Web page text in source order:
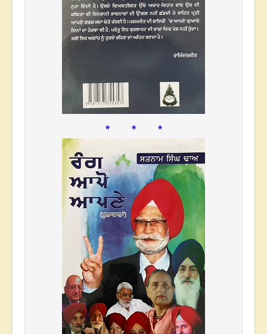
* * *